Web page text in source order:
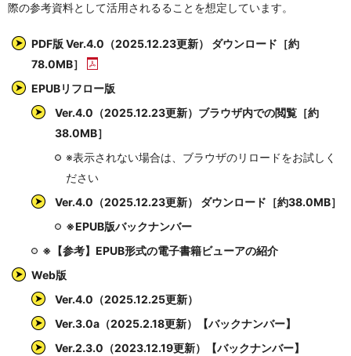
際の参考資料として活用されるることを想定しています。
PDF版 Ver.4.0（2025.12.23更新） ダウンロード［約
78.0MB］
EPUBリフロー版
Ver.4.0（2025.12.23更新）ブラウザ内での閲覧［約
38.0MB］
※表示されない場合は、ブラウザのリロードをお試しく
ださい
Ver.4.0（2025.12.23更新） ダウンロード［約38.0MB］
※EPUB版バックナンバー
※【参考】EPUB形式の電子書籍ビューアの紹介
Web版
Ver.4.0（2025.12.25更新）
Ver.3.0a（2025.2.18更新）【バックナンバー】
Ver.2.3.0（2023.12.19更新）【バックナンバー】